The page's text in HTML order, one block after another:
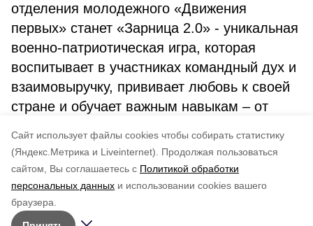
Cайт использует файлы cookies чтобы собирать статистику
(Яндекс.Метрика и Liveinternet).
Продолжая пользоваться
сайтом, Вы соглашаетесь с Политикой обработки
персональных данных и использовании cookies вашего
браузера.
отделения молодежного «Движения
первых» станет «Зарница 2.0» - уникальная
военно-патриотическая игра, которая
воспитывает в участниках командный дух и
взаимовыручку, прививает любовь к своей
стране и обучает важным навыкам – от
кибербезопасности.
по оценке
5